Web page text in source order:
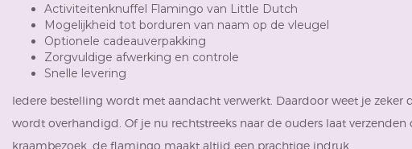
Activiteitenknuffel Flamingo van Little Dutch
Mogelijkheid tot borduren van naam op de vleugel
Optionele cadeauverpakking
Zorgvuldige afwerking en controle
Snelle levering
Iedere bestelling wordt met aandacht verwerkt. Daardoor weet je
wordt overhandigd. Of je nu rechtstreeks naar de ouders laat
kraambezoek, de flamingo maakt altijd een prachtige indruk.